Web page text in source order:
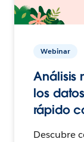
Webinar
Análisis
los
rápido
Descubre